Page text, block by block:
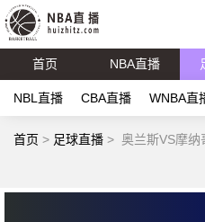
首页 NBA直播
NBL直播 CBA直播 WNBA直
首页 > 足球直播 > 奥兰斯VS摩纳